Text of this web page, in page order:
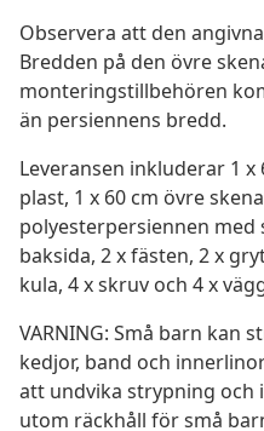
Observera att den
Bredden på den övre
monteringstillbehören
än persiennens bredd.
Leveransen inkluderar 1 x
plast, 1 x 60 cm övre
polyesterpersiennen
baksida, 2 x fästen, 2 x
kula, 4 x skruv och 4 x
VARNING: Små barn kan
kedjor, band och
att undvika strypning och
utom räckhåll för små